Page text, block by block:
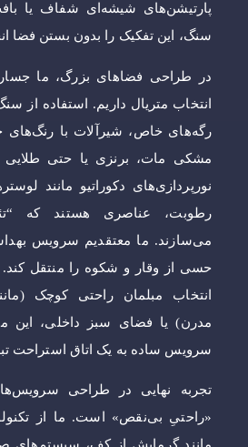
پارتیشن‌های شیشه‌ای شفاف یا
سنگ، این تفکیک را بدون بستن فضا
در طراحی فضاهای بزرگ، ما
انتخاب متریال داریم. استفاده از
رگه‌های خاص، شیرآلات با رنگ‌های
مشکی مات، برنزی یا حتی
نورپردازی‌های دکوراتیو مانند
رطوبت، عناصری هستند که
می‌سازند. ما معتقدیم سرویس
حسی از وقار و شکوه را منتقل کند.
انتخاب مبلمان راحتی کوچک
مدرن) یا فضای سبز داخلی، این
سرویس ساده به یک اتاق استراحت
تجربه نهایی در طراحی
«راحتیِ بی‌نقص» است. ما از